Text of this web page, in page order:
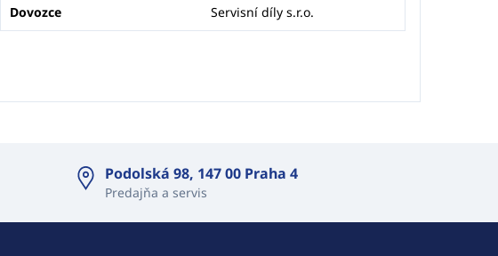
Dovozce Servisní díly s.r.o.
Podolská 98, 147 00 Praha 4
Predajňa a servis